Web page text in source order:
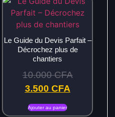
Le Guide du Devis Parfait –
Décrochez plus de
chantiers
10.000CFA
3.500 CFA
Ajouter au panier